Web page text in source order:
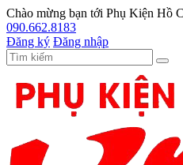
Chào mừng bạn tới Phụ Kiện Hồ
090.662.8183
Đăng ký Đăng nhập